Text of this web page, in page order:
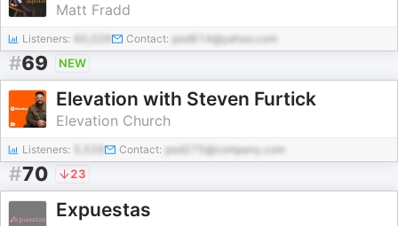
Matt Fradd
Listeners: Contact: pod614@yahoo.com
#69 NEW
Elevation with Steven Furtick
Elevation Church
Listeners: Contact: pod275@company.com
#70 23
Expuestas